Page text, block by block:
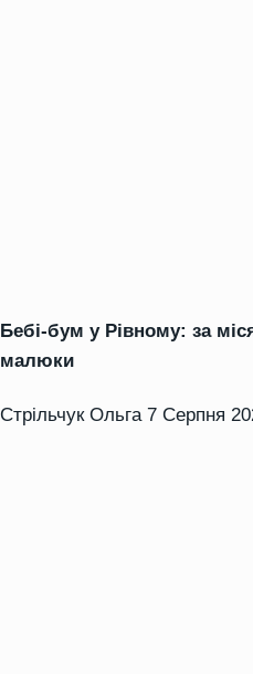
Бебі-бум у Рівному: за
малюки
Стрільчук Ольга 7 Серпня